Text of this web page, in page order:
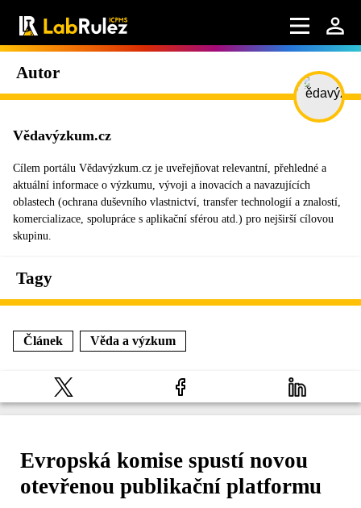
Autor
Vědavýzkum.cz
Cílem portálu Vědavýzkum.cz je uveřejňovat relevantní, přehledné a
aktuální informace o výzkumu, vývoji a inovacích a navazujících
oblastech (ochrana duševního vlastnictví, transfer technologií a znalostí,
komercializace, spolupráce s aplikační sférou atd.) pro nejširší cílovou
skupinu.
Tagy
Článek Věda a výzkum
Evropská komise spustí novou
otevřenou publikační platformu